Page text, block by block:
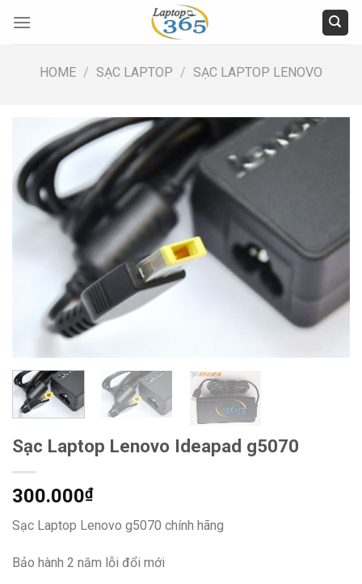
HOME / SẠC LAPTOP / SẠC LAPTOP LENOVO
Sạc Laptop Lenovo Ideapad g5070
300.000₫
Sạc Laptop Lenovo g5070 chính hãng
Bảo hành 2 năm lỗi đổi mới